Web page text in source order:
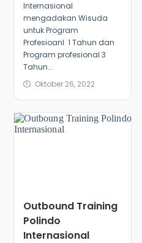
Internasional
mengadakan Wisuda
untuk Program
Profesioanl 1 Tahun dan
Program profesional 3
Tahun...
Oktober 26, 2022
Outbound Training
Polindo
Internasional